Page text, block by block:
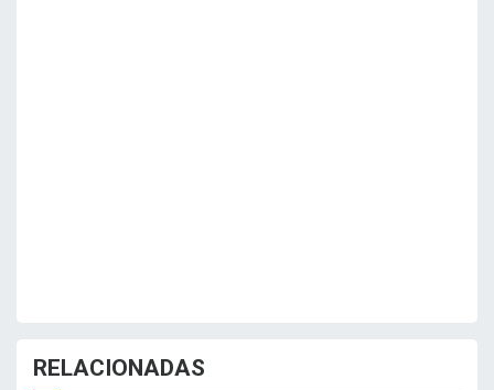
RELACIONADAS